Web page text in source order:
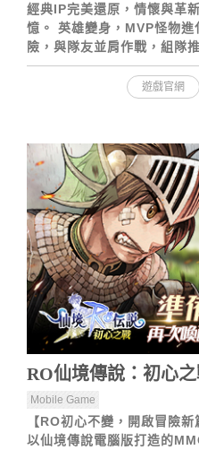
經典IP完美還原，情懷與革
憶。 英雄變身，MVP怪物
險，與隊友並肩作戰，組隊
遊戲官網
RO仙境傳說：初心
Mobile Game
【RO初心不變，開啟冒險
以仙境傳說電腦版打造的